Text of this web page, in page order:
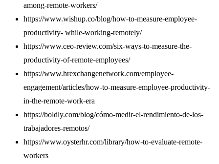
among-remote-workers/
https://www.wishup.co/blog/how-to-measure-employee-
productivity- while-working-remotely/
https://www.ceo-review.com/six-ways-to-measure-the-
productivity-of-remote-employees/
https://www.hrexchangenetwork.com/employee-
engagement/articles/how-to-measure-employee-productivity-
in-the-remote-work-era
https://boldly.com/blog/cómo-medir-el-rendimiento-de-los-
trabajadores-remotos/
https://www.oysterhr.com/library/how-to-evaluate-remote-
workers